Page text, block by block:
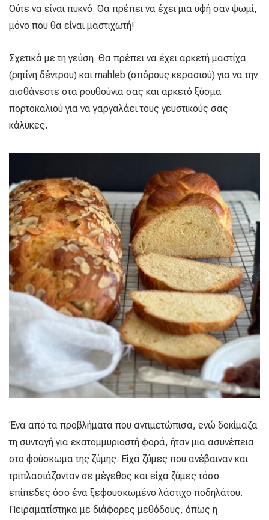
Ούτε να είναι πυκνό. Θα πρέπει να έχει μια υφή σαν ψωμί,
μόνο που θα είναι μαστιχωτή!
Σχετικά με τη γεύση. Θα πρέπει να έχει αρκετή μαστίχα
(ρητίνη δέντρου) και mahleb (σπόρους κερασιού) για να την
αισθάνεστε στα ρουθούνια σας και αρκετό ξύσμα
πορτοκαλιού για να γαργαλάει τους γευστικούς σας
κάλυκες.
Ένα από τα προβλήματα που αντιμετώπισα, ενώ δοκίμαζα
τη συνταγή για εκατομμυριοστή φορά, ήταν μια ασυνέπεια
στο φούσκωμα της ζύμης. Είχα ζύμες που ανέβαιναν και
τριπλασιάζονταν σε μέγεθος και είχα ζύμες τόσο
επίπεδες όσο ένα ξεφουσκωμένο λάστιχο ποδηλάτου.
Πειραματίστηκα με διάφορες μεθόδους, όπως η